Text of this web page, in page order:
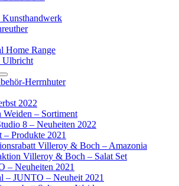
Home Range
Ulbricht
Herrnhuter
2022
Weiden – Sortiment
8 – Neuheiten 2022
– Produkte 2021
Villeroy & Boch – Amazonia
Villeroy & Boch – Salat Set
– Neuheiten 2021
– JUNTO – Neuheit 2021